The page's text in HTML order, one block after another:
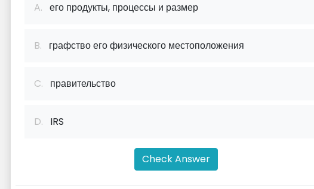
A. его продукты, процессы и размер
B. графство его физического местоположения
C. правительство
D. IRS
Check Answer